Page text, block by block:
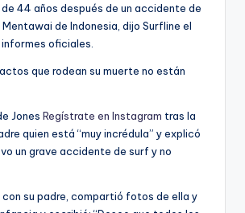
44 años después de un accidente de
de Indonesia, dijo Surfline el
oficiales.
que rodean su muerte no están
Jones Regístrate en Instagram tras la
quien está “muy incrédula” y explicó
un grave accidente de surf y no
con su padre, compartió fotos de ella y